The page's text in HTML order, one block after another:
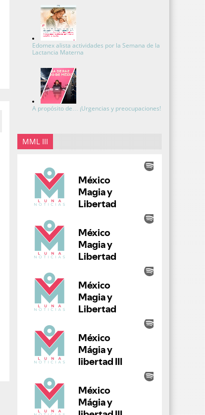
Edomex alista actividades por la Semana de la
Lactancia Materna
A propósito de… ¡Urgencias y preocupaciones!
MML III